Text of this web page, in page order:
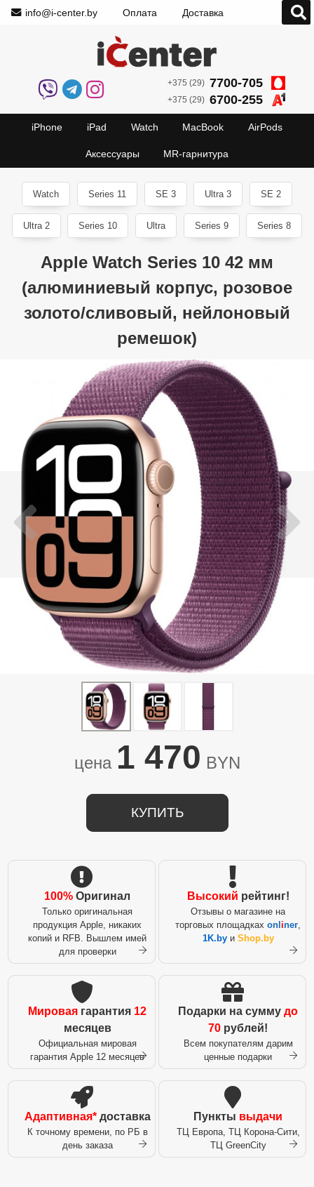
info@i-center.by Оплата Доставка
+375 (29) 7700-705
+375 (29) 6700-255
iPhone iPad Watch MacBook AirPods
Аксессуары MR-гарнитура
Watch Series 11 SE 3 Ultra 3 SE 2
Ultra 2 Series 10 Ultra Series 9 Series 8
Apple Watch Series 10 42 мм
(алюминиевый корпус, розовое
золото/сливовый, нейлоновый
ремешок)
цена 1 470 BYN
КУПИТЬ
100% Оригинал
Только оригинальная
продукция Apple, никаких
копий и RFB. Вышлем имей
для проверки
Высокий рейтинг!
Отзывы о магазине на
торговых площадках onliner
1K.byи Shop.by
Мировая гарантия 12
месяцев
Официальная мировая
гарантия Apple 12 месяцев
Подарки на сумму до
70 рублей!
Всем покупателям дарим
ценные подарки
Адаптивная*доставка
К точному времени, по РБ в
день заказа
Пункты выдачи
ТЦ Европа, ТЦ Корона-Сити,
ТЦ GreenCity